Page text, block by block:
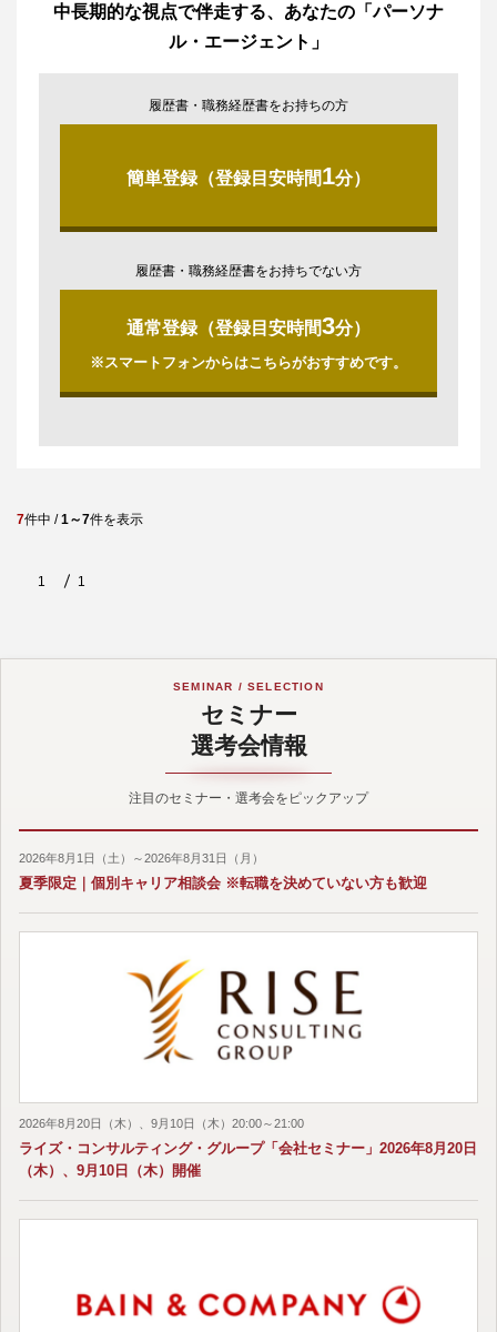
中長期的な視点で伴走する、あなたの「パーソナ
ル・エージェント」
履歴書・職務経歴書をお持ちの方
簡単登録（登録目安時間1分）
履歴書・職務経歴書をお持ちでない方
通常登録（登録目安時間3分）
※スマートフォンからはこちらがおすすめです。
7件中 /1～7件を表示
1 1
SEMINAR / SELECTION
セミナー
選考会情報
注目のセミナー・選考会をピックアップ
2026年8月1日（土）～2026年8月31日（月）
夏季限定｜個別キャリア相談会 ※転職を決めていない方も歓迎
2026年8月20日（木）、9月10日（木）20:00～21:00
ライズ・コンサルティング・グループ「会社セミナー」2026年8月20日
（木）、9月10日（木）開催